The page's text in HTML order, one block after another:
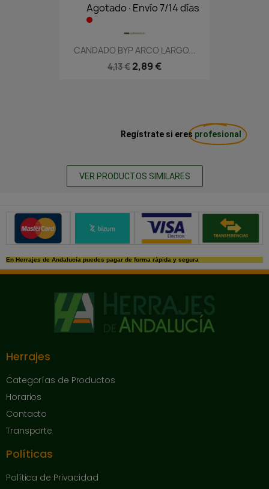
Agotado·Envío 7/14 días
CANDADO BYP ARCO LARGO...
4,13 € 2,89 €
Regístrate si eres profesional
VER PRODUCTOS SIMILARES
Métodos de pago seguros
En Herrajes de Andalucía puedes pagar de forma rápida y segura
Herrajes
Categorías de Productos
Horarios
Contacto
Transporte
Políticas
Política de Privacidad